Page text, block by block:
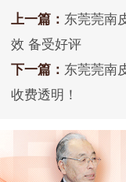
上一篇： 东莞莞南
效 备受好评
下一篇： 东莞莞南
收费透明！